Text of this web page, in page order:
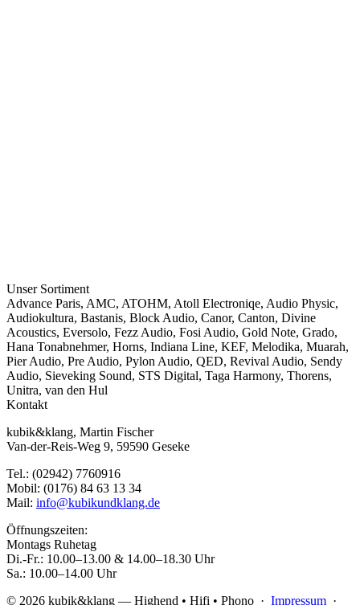
Unser Sortiment
Advance Paris, AMC, ATOHM, Atoll Electroniqe, Audio Physic,
Audiokultura, Bastanis, Block Audio, Canor, Canton, Divine
Acoustics, Eversolo, Fezz Audio, Fosi Audio, Gold Note, Grado,
Hana Tonabnehmer, Horns, Indiana Line, KEF, Melodika, Muarah,
Pier Audio, Pre Audio, Pylon Audio, QED, Revival Audio, Sendy
Audio, Sieveking Sound, STS Digital, Taga Harmony, Thorens,
Unitra, van den Hul
Kontakt
kubik&klang, Martin Fischer
Van-der-Reis-Weg 9, 59590 Geseke
Tel.: (02942) 7760916
Mobil: (0176) 84 63 13 34
Mail: info@kubikundklang.de
Öffnungszeiten:
Montags Ruhetag
Di.-Fr.: 10.00–13.00 & 14.00–18.30 Uhr
Sa.: 10.00–14.00 Uhr
© 2026 kubik&klang — Highend • Hifi • Phono · Impressum ·